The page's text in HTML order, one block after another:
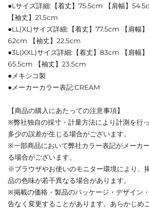
●Lサイズ詳細:【着丈】75.5cm 【肩幅】
【袖丈】21.5cm
●LL(XL)サイズ詳細:【着丈】77.5cm 【肩幅
62cm 【袖丈】22.5cm
●3L(XXL)サイズ詳細:【着丈】83cm 【肩幅】
65.5cm 【袖丈】23.5cm
●メキシコ製
●メーカーカラー表記:CREAM
【商品の購入にあたっての注意事項】
※弊社独自の採寸・計量方法により計測を行っ
多少の誤差が生じる場合がございます。
※一部商品において弊社カラー表記がメーカ
る場合がございます。
※ブラウザやお使いのモニター環境により、
品の色味が若干異なる場合があります。
※掲載の価格・製品のパッケージ・デザイン
告なく変更することがあります。あらかじめ